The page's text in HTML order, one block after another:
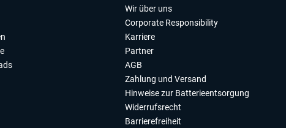
Wir über uns
Corporate Responsibility
Karriere
Partner
AGB
Zahlung und Versand
Hinweise zur Batterieentsorgung
Widerrufsrecht
Barrierefreiheit